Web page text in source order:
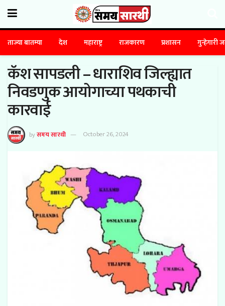
ताज्या बातम्या देश महाराष्ट्र राजकारण प्रशासन गुन्हेगारी
कॅश सापडली – धाराशिव जिल्ह्यात
निवडणुक आयोगाच्या पथकाची
कारवाई
byसमय सारथी October 26, 2024